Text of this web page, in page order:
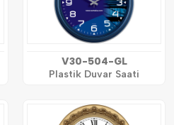
V30-504-GL
Plastik Duvar Saati